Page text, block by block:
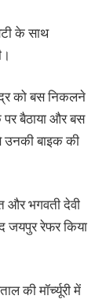
के साथ
को बस निकलने
बैठाया और बस
उनकी बाइक की
और भगवती देवी
जयपुर रेफर किया
की मॉर्च्यूरी में